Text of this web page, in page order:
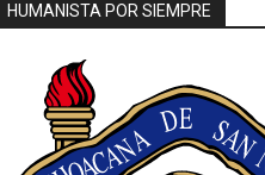
HUMANISTA POR SIEMPRE